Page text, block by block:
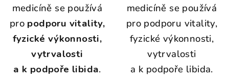
medicíně se používá
pro podporu vitality,
fyzické výkonnosti,
vytrvalosti
a k podpoře libida.
medicíně se používá
pro podporu vitality,
fyzické výkonnosti,
vytrvalosti
a k podpoře libida.